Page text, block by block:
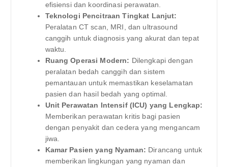
efisiensi dan koordinasi perawatan.
Teknologi Pencitraan Tingkat Lanjut:
Peralatan CT scan, MRI, dan ultrasound
canggih untuk diagnosis yang akurat dan tepat
waktu.
Ruang Operasi Modern: Dilengkapi dengan
peralatan bedah canggih dan sistem
pemantauan untuk memastikan keselamatan
pasien dan hasil bedah yang optimal.
Unit Perawatan Intensif (ICU) yang Lengkap:
Memberikan perawatan kritis bagi pasien
dengan penyakit dan cedera yang mengancam
jiwa.
Kamar Pasien yang Nyaman: Dirancang untuk
memberikan lingkungan yang nyaman dan